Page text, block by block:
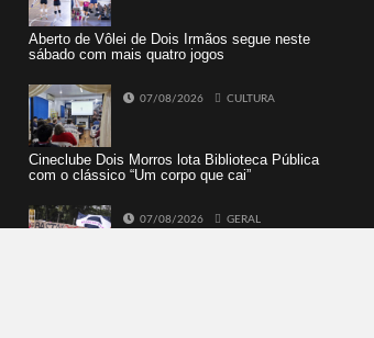
Aberto de Vôlei de Dois Irmãos segue neste
sábado com mais quatro jogos
07/08/2026 CULTURA
Cineclube Dois Morros lota Biblioteca Pública
com o clássico “Um corpo que cai”
07/08/2026 GERAL